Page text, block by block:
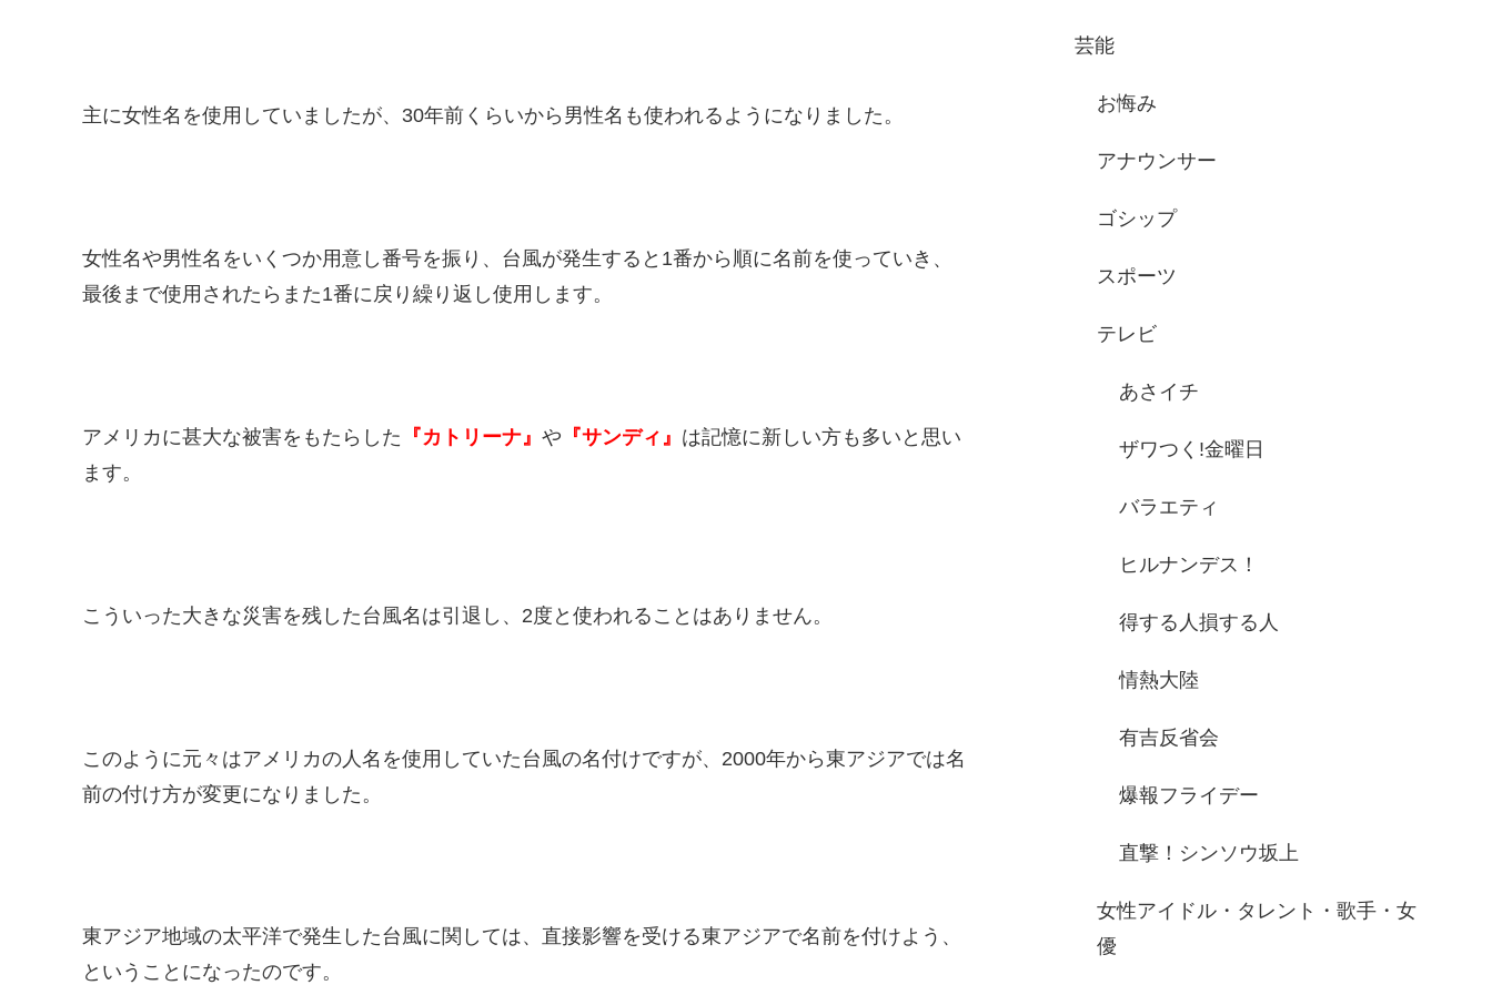
主に女性名を使用していましたが、30年前くらいから男性名も使われるようになりました。
女性名や男性名をいくつか用意し番号を振り、台風が発生すると1番から順に名前を使っていき、
最後まで使用されたらまた1番に戻り繰り返し使用します。
アメリカに甚大な被害をもたらした 『カトリーナ』 や 『サンディ』 は記憶に新しい方も多いと思い
ます。
こういった大きな災害を残した台風名は引退し、2度と使われることはありません。
このように元々はアメリカの人名を使用していた台風の名付けですが、2000年から東アジアでは名
前の付け方が変更になりました。
東アジア地域の太平洋で発生した台風に関しては、直接影響を受ける東アジアで名前を付けよう、
ということになったのです。
芸能
お悔み
アナウンサー
ゴシップ
スポーツ
テレビ
あさイチ
ザワつく!金曜日
バラエティ
ヒルナンデス！
得する人損する人
情熱大陸
有吉反省会
爆報フライデー
直撃！シンソウ坂上
女性アイドル・タレント・歌手・女
優